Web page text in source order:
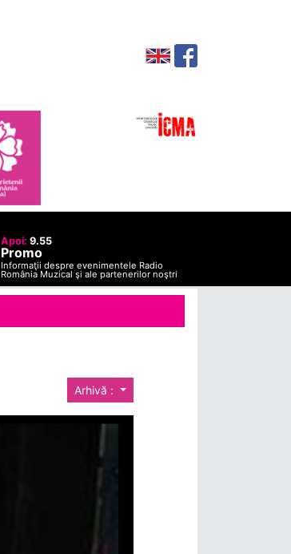
Apoi: 9.55
Promo
Informaţii despre evenimentele Radio
România Muzical şi ale partenerilor noştri
Arhivă :